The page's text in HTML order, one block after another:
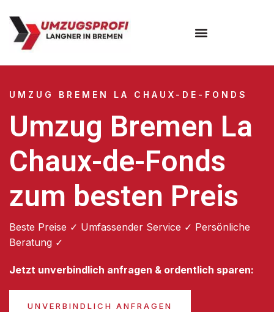
UMZUG BREMEN LA CHAUX-DE-FONDS
Umzug Bremen La
Chaux-de-Fonds
zum besten Preis
Beste Preise ✓ Umfassender Service ✓ Persönliche
Beratung ✓
Jetzt unverbindlich anfragen & ordentlich sparen:
UNVERBINDLICH ANFRAGEN